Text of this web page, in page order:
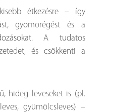
étkezésre – így
gyomorégést és a
A tudatos
és csökkenti a
hideg leveseket is (pl.
gyümölcsleves) –